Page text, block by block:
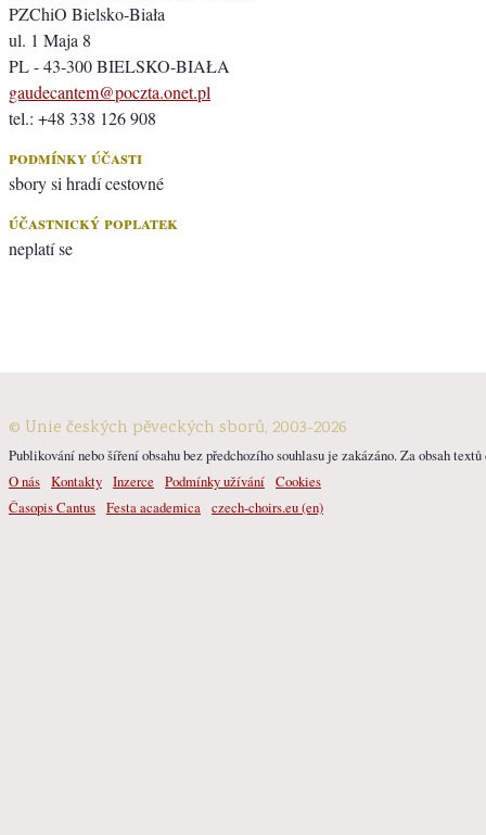
PZChiO Bielsko-Biała
ul. 1 Maja 8
PL - 43-300 BIELSKO-BIAŁA
gaudecantem@poczta.onet.pl
tel.: +48 338 126 908
podmínky účasti
sbory si hradí cestovné
účastnický poplatek
neplatí se
© Unie českých pěveckých sborů, 2003-2026
Publikování nebo šíření obsahu bez předchozího souhlasu je zakázáno. Za obsah
O nás Kontakty Inzerce Podmínky užívání Cookies
Časopis Cantus Festa academica czech-choirs.eu (en)